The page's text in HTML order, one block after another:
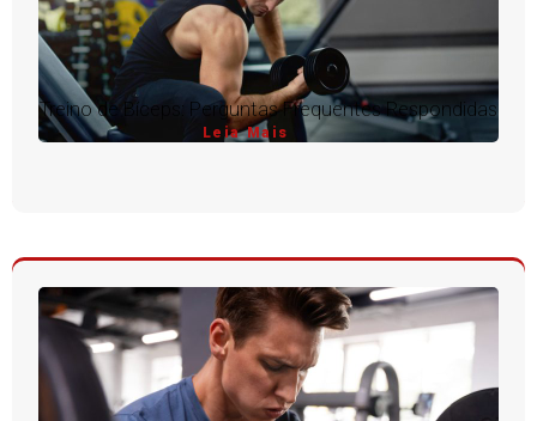
Treino de Bíceps: Perguntas Frequentes Respondidas
Leia Mais